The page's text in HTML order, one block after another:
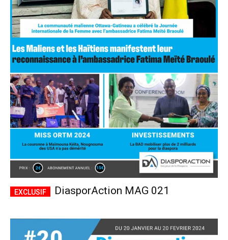
DiasporAction MAG 021